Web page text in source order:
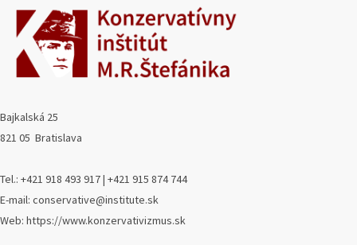
Bajkalská 25
821 05 Bratislava
Tel.: +421 918 493 917 | +421 915 874 744
E-mail: conservative@institute.sk
Web: https://www.konzervativizmus.sk